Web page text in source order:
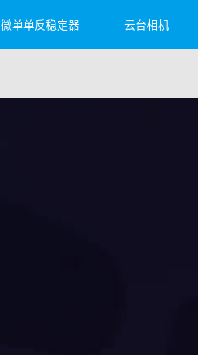
飞宇蝎子-Mini P
微单单反稳定器
飞宇蝎子Mini 3 Pro
云台相机
Feiyu Pocket 2